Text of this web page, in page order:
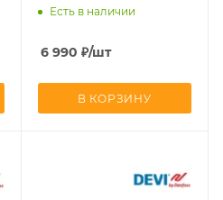
Есть в наличии
6 990 ₽/шт
В КОРЗИНУ